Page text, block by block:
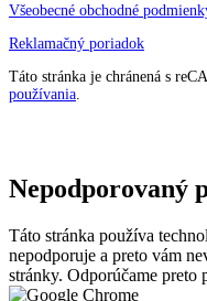
Všeobecné obchodné
Reklamačný poriadok
Táto stránka je chránená s
používania
Nepodporovaný
Táto stránka používa
nepodporuje a preto vám
stránky. Odporúčame